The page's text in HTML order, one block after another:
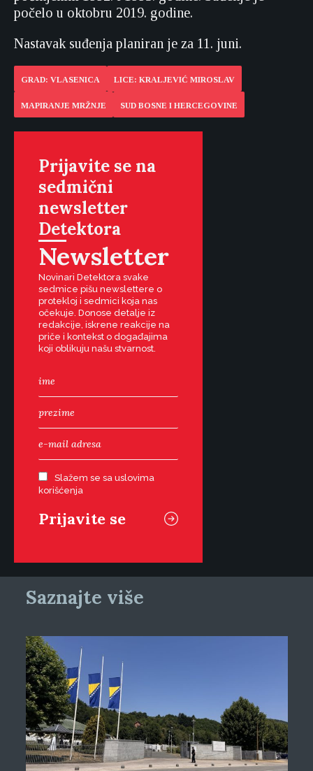
počelo u oktobru 2019. godine.
Nastavak suđenja planiran je za 11. juni.
GRAD: VLASENICA LICE: KRALJEVIĆ MIROSLAV
MAPIRANJE MRŽNJE SUD BOSNE I HERCEGOVINE
Prijavite se na
sedmični
newsletter
Detektora
Newsletter
Novinari Detektora svake
sedmice pišu newslettere o
protekloj i sedmici koja nas
očekuje. Donose detalje iz
redakcije, iskrene reakcije na
priče i kontekst o događajima
koji oblikuju našu stvarnost.
Slažem se sa uslovima
korišćenja
Saznajte više